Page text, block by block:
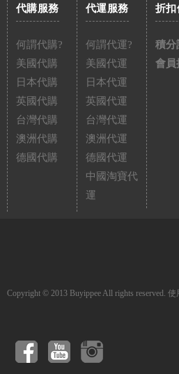
代購服務
何謂代購?
美國代購
日本代購
英國代購
台灣代購
澳洲代購
德國代購
代運服務
何謂代運?
美國代運
日本代運
英國代運
台灣代運
澳洲代運
德國代運
中國淘寶代
運
折扣
積分
會員
Copyright © 2013 Buyippee All rights reserved. 使